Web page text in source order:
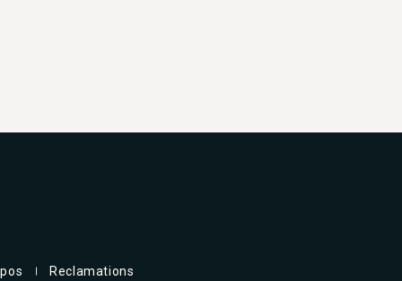
Reclamations